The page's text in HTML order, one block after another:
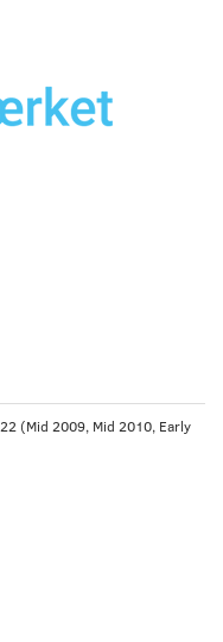
(Mid 2009, Mid 2010, Early